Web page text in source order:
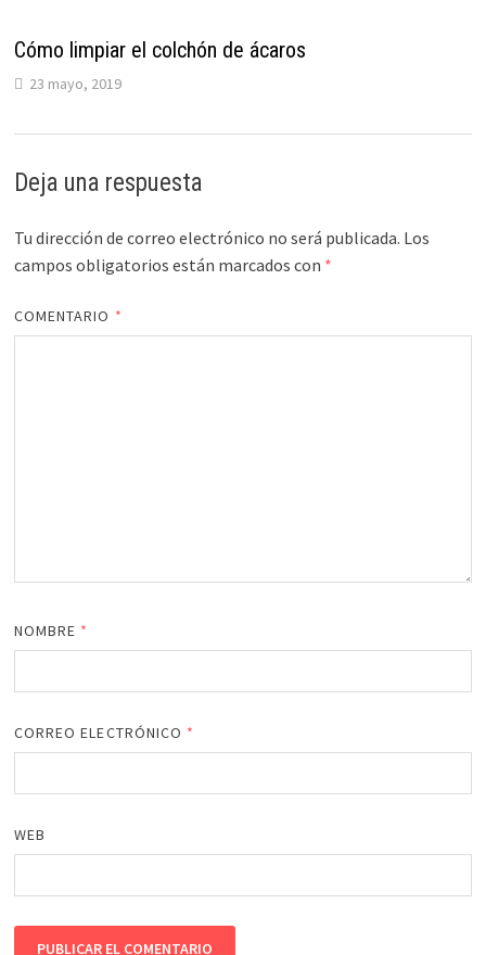
Cómo limpiar el colchón de ácaros
23 mayo, 2019
Deja una respuesta
Tu dirección de correo electrónico no será publicada. Los
campos obligatorios están marcados con *
COMENTARIO *
NOMBRE *
CORREO ELECTRÓNICO *
WEB